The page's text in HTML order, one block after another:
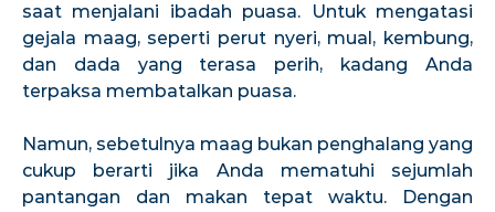
saat menjalani ibadah puasa. Untuk mengatasi
gejala maag, seperti perut nyeri, mual, kembung,
dan dada yang terasa perih, kadang Anda
terpaksa membatalkan puasa.
Namun, sebetulnya maag bukan penghalang yang
cukup berarti jika Anda mematuhi sejumlah
pantangan dan makan tepat waktu. Dengan